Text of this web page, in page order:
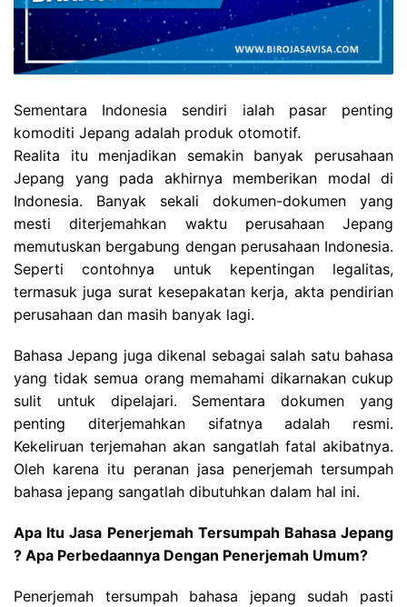
Sementara Indonesia sendiri ialah pasar penting
komoditi Jepang adalah produk otomotif.
Realita itu menjadikan semakin banyak perusahaan
Jepang yang pada akhirnya memberikan modal di
Indonesia. Banyak sekali dokumen-dokumen yang
mesti diterjemahkan waktu perusahaan Jepang
memutuskan bergabung dengan perusahaan Indonesia.
Seperti contohnya untuk kepentingan legalitas,
termasuk juga surat kesepakatan kerja, akta pendirian
perusahaan dan masih banyak lagi.
Bahasa Jepang juga dikenal sebagai salah satu bahasa
yang tidak semua orang memahami dikarnakan cukup
sulit untuk dipelajari. Sementara dokumen yang
penting diterjemahkan sifatnya adalah resmi.
Kekeliruan terjemahan akan sangatlah fatal akibatnya.
Oleh karena itu peranan jasa penerjemah tersumpah
bahasa jepang sangatlah dibutuhkan dalam hal ini.
Apa Itu Jasa Penerjemah Tersumpah Bahasa Jepang
? Apa Perbedaannya Dengan Penerjemah Umum?
Penerjemah tersumpah bahasa jepang sudah pasti